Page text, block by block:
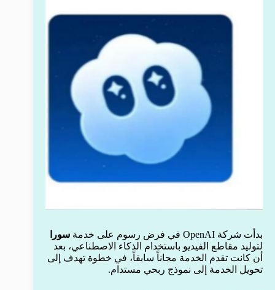
بدأت شركة OpenAI في فرض رسوم على خدمة
سورا
لتوليد مقاطع الفيديو باستخدام الذكاء الاصطناعي، بعد
أن كانت تقدم الخدمة مجاناً سابقاً، في خطوة تهدف إلى
تحويل الخدمة إلى نموذج ربحي مستدام.